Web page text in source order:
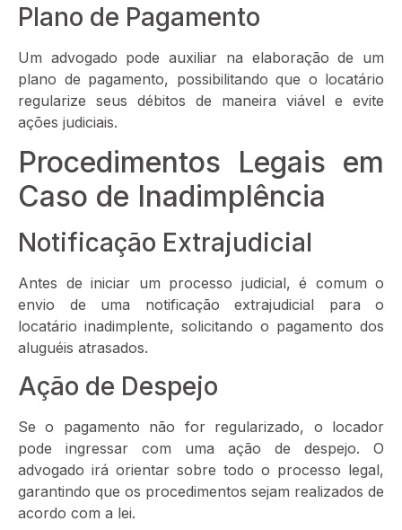
Plano de Pagamento
Um advogado pode auxiliar na elaboração de um
plano de pagamento, possibilitando que o locatário
regularize seus débitos de maneira viável e evite
ações judiciais.
Procedimentos Legais em
Caso de Inadimplência
Notificação Extrajudicial
Antes de iniciar um processo judicial, é comum o
envio de uma notificação extrajudicial para o
locatário inadimplente, solicitando o pagamento dos
aluguéis atrasados.
Ação de Despejo
Se o pagamento não for regularizado, o locador
pode ingressar com uma ação de despejo. O
advogado irá orientar sobre todo o processo legal,
garantindo que os procedimentos sejam realizados de
acordo com a lei.